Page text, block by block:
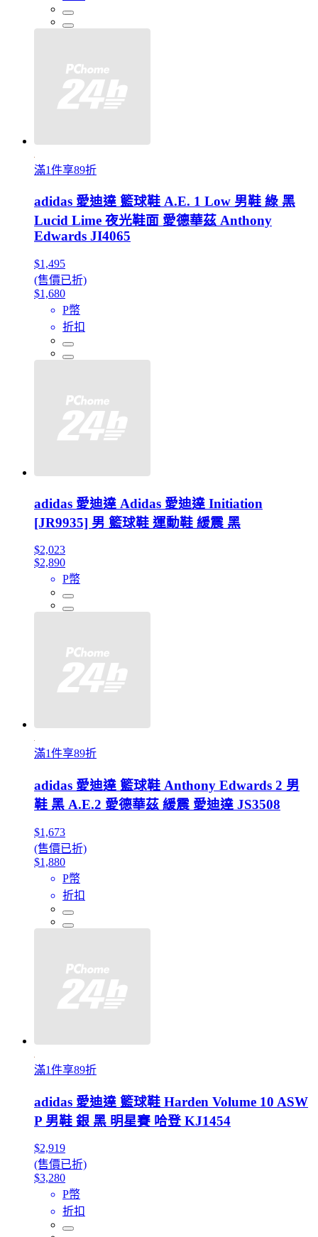
滿1件享89折
adidas 愛迪達 籃球鞋 A.E. 1 Low 男鞋 綠 黑
Lucid Lime 夜光鞋面 愛德華茲 Anthony
Edwards JI4065
$1,495
(售價已折)
$1,680
P幣
折扣
adidas 愛迪達 Adidas 愛迪達 Initiation
[JR9935] 男 籃球鞋 運動鞋 緩震 黑
$2,023
$2,890
P幣
滿1件享89折
adidas 愛迪達 籃球鞋 Anthony Edwards 2 男
鞋 黑 A.E.2 愛德華茲 緩震 愛迪達 JS3508
$1,673
(售價已折)
$1,880
P幣
折扣
滿1件享89折
adidas 愛迪達 籃球鞋 Harden Volume 10 ASW
P 男鞋 銀 黑 明星賽 哈登 KJ1454
$2,919
(售價已折)
$3,280
P幣
折扣